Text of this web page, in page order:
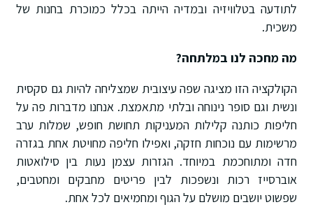
לתודעה בטלוויזיה ובמדיה הייתה בכלל כמוכרת בחנות של
משכית.
מה מחכה לנו במלתחה?
הקולקציה הזו מציגה שפה עיצובית שמצליחה להיות גם סקסית
ונשית וגם סופר נינוחה ובלתי מתאמצת. אנחנו מדברות פה על
חליפות כותנה קלילות המעניקות תחושת חופש, שמלות ערב
מרשימות עם נוכחות חזקה, ואפילו חליפה מחויטת אחת בגזרה
חדה ומתוחכמת במיוחד. הגזרות עצמן נעות בין סילואטות
אוברסייז רכות ונשפכות לבין פריטים מחבקים ומחטבים,
שפשוט יושבים מושלם על הגוף ומחמיאים לכל אחת.